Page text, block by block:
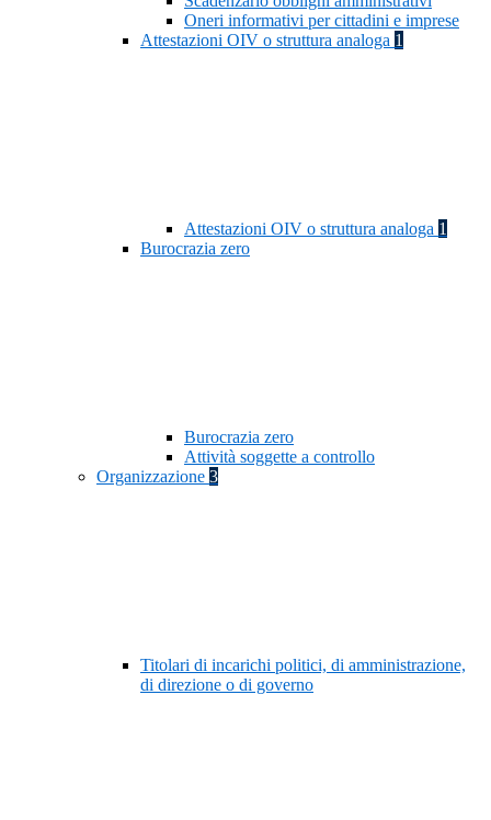
Oneri informativi per cittadini e imprese
Attestazioni OIV o struttura analoga 1
Attestazioni OIV o struttura analoga 1
Burocrazia zero
Burocrazia zero
Attività soggette a controllo
Organizzazione 3
Titolari di incarichi politici, di amministrazione,
di direzione o di governo